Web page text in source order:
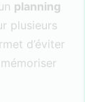
planning
plusieurs
d’éviter